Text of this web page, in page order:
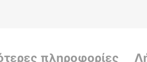
πληροφορίες